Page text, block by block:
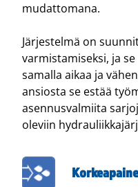
mudattomana.
Järjestelmä on
varmistamiseksi, ja
samalla aikaa ja
ansiosta se estää
asennusvalmiita
oleviin